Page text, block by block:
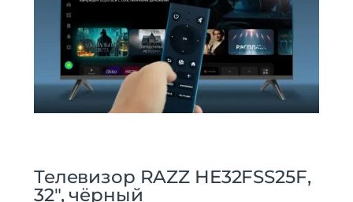
Телевизор RAZZ HE32FSS25F,
32″, чёрный